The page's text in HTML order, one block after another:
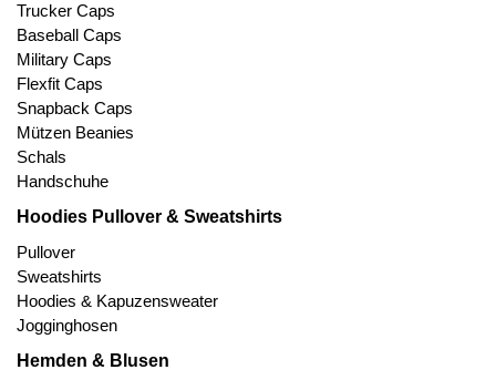
Trucker Caps
Baseball Caps
Military Caps
Flexfit Caps
Snapback Caps
Mützen Beanies
Schals
Handschuhe
Hoodies Pullover & Sweatshirts
Pullover
Sweatshirts
Hoodies & Kapuzensweater
Jogginghosen
Hemden & Blusen